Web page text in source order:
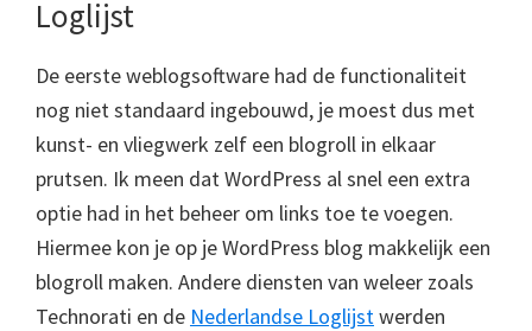
Loglijst
De eerste weblogsoftware had de functionaliteit
nog niet standaard ingebouwd, je moest dus met
kunst- en vliegwerk zelf een blogroll in elkaar
prutsen. Ik meen dat WordPress al snel een extra
optie had in het beheer om links toe te voegen.
Hiermee kon je op je WordPress blog makkelijk een
blogroll maken. Andere diensten van weleer zoals
Technorati en de Nederlandse Loglijstwerden